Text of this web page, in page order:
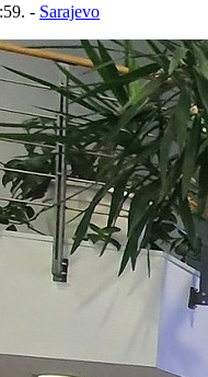
- Sarajevo